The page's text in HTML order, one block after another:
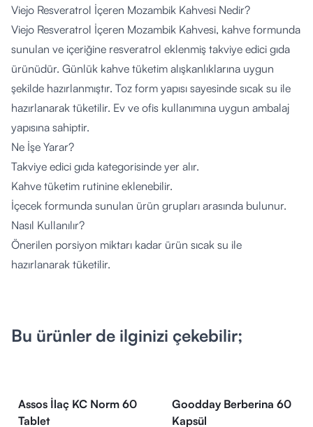
Viejo Resveratrol İçeren Mozambik Kahvesi Nedir?
Viejo Resveratrol İçeren Mozambik Kahvesi, kahve formunda
sunulan ve içeriğine resveratrol eklenmiş takviye edici gıda
ürünüdür. Günlük kahve tüketim alışkanlıklarına uygun
şekilde hazırlanmıştır. Toz form yapısı sayesinde sıcak su ile
hazırlanarak tüketilir. Ev ve ofis kullanımına uygun ambalaj
yapısına sahiptir.
Ne İşe Yarar?
Takviye edici gıda kategorisinde yer alır.
Kahve tüketim rutinine eklenebilir.
İçecek formunda sunulan ürün grupları arasında bulunur.
Nasıl Kullanılır?
Önerilen porsiyon miktarı kadar ürün sıcak su ile
hazırlanarak tüketilir.
Kahve tüketen yetişkin bireyler.
Kahve
Resveratrol
Bu ürünler de ilginizi çekebilir;
Assos İlaç KC Norm 60
Tablet
Goodday Berberina 60
Kapsül